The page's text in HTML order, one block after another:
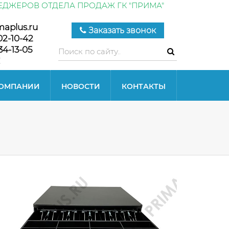
ОТДЕЛА ПРОДАЖ ГК "ПРИМА"
10-42
13-05
Заказать звонок
НОВОСТИ КОНТАКТЫ